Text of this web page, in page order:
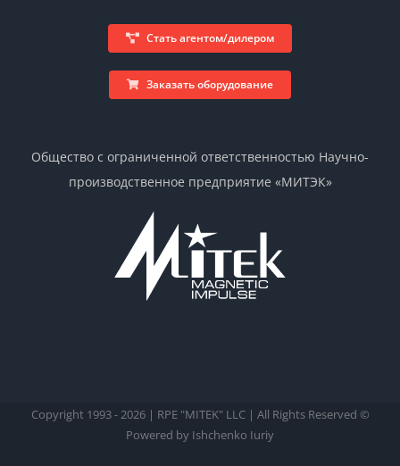
Стать агентом/дилером
Заказать оборудование
Общество с ограниченной ответственностью Научно-
производственное предприятие «МИТЭК»
Copyright 1993 -2026 | RPE "MITEK" LLC | All Rights Reserved ©
Powered by Ishchenko Iuriy